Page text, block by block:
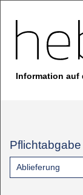
Information auf
Pflichtabgabe
Ablieferung